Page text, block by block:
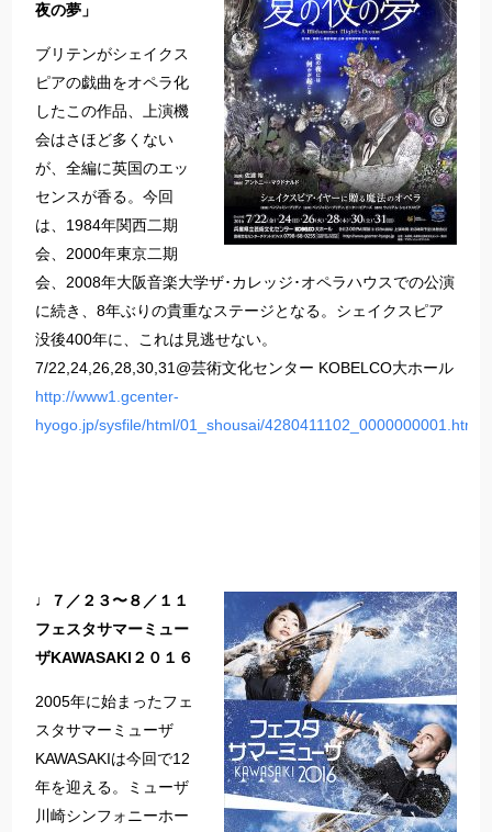
夜の夢」
ブリテンがシェイクス
ピアの戯曲をオペラ化
したこの作品、上演機
会はさほど多くない
が、全編に英国のエッ
センスが香る。今回
は、1984年関西二期
会、2000年東京二期
会、2008年大阪音楽大学ザ･カレッジ･オペラハウスでの公演
に続き、8年ぶりの貴重なステージとなる。シェイクスピア
没後400年に、これは見逃せない。
7/22,24,26,28,30,31@芸術文化センター KOBELCO大ホール
http://www1.gcenter-
hyogo.jp/sysfile/html/01_shousai/4280411102_0000000001.html
♩７／２３〜８／１１
フェスタサマーミュー
ザKAWASAKI２０１６
2005年に始まったフェ
スタサマーミューザ
KAWASAKIは今回で12
年を迎える。ミューザ
川崎シンフォニーホー